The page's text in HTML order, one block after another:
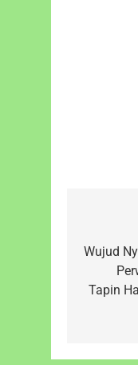
pos
Wujud
Tapin